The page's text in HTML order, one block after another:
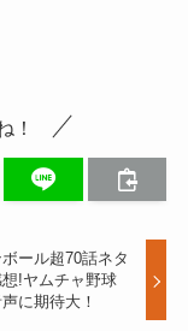
！
ボール超70話ネタ
!ヤムチャ野球
に期待大！